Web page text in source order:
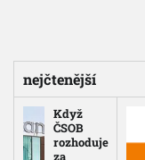
nejčtenější
Když
ČSOB
rozhoduje
za